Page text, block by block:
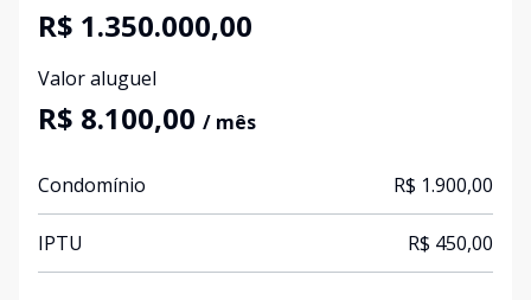
R$ 1.350.000,00
Valor aluguel
R$ 8.100,00 / mês
Condomínio R$ 1.900,00
IPTU R$ 450,00